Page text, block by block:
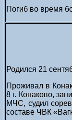
Погиб во время
Родился 21
Проживал в
8 г. Конаково,
МЧС, судил
составе ЧВК